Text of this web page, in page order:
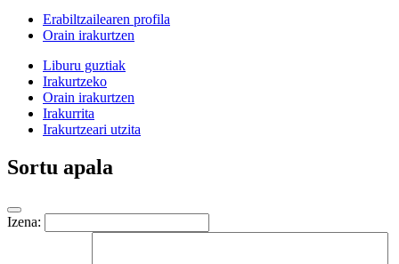
Erabiltzailearen profila
Orain irakurtzen
Liburu guztiak
Irakurtzeko
Orain irakurtzen
Irakurrita
Irakurtzeari utzita
Sortu apala
Izena: